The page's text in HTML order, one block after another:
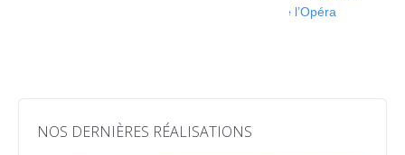
de l’Opéra
NOS DERNIÈRES RÉALISATIONS